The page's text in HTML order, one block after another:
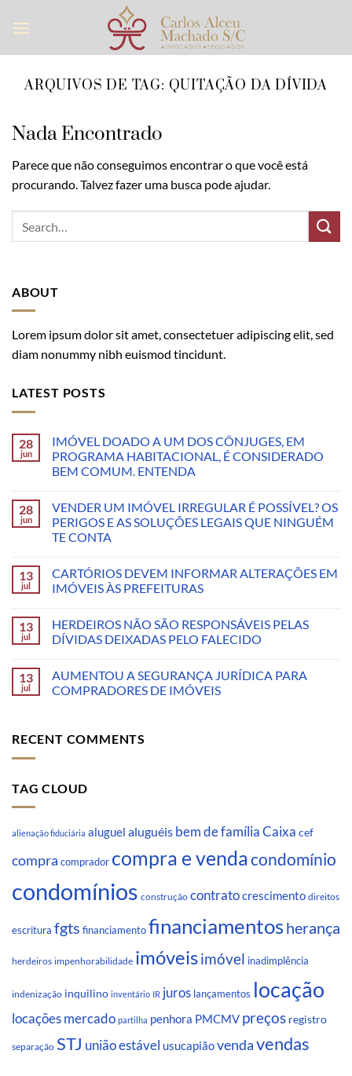
ARQUIVOS DE TAG: QUITAÇÃO DA DÍVIDA
Nada Encontrado
Parece que não conseguimos encontrar o que você está
procurando. Talvez fazer uma busca pode ajudar.
ABOUT
Lorem ipsum dolor sit amet, consectetuer adipiscing elit, sed
diam nonummy nibh euismod tincidunt.
LATEST POSTS
28
jun
IMÓVEL DOADO A UM DOS CÔNJUGES, EM
PROGRAMA HABITACIONAL, É CONSIDERADO
BEM COMUM. ENTENDA
28
jun
VENDER UM IMÓVEL IRREGULAR É POSSÍVEL? OS
PERIGOS E AS SOLUÇÕES LEGAIS QUE NINGUÉM
TE CONTA
13
jul
CARTÓRIOS DEVEM INFORMAR ALTERAÇÕES EM
IMÓVEIS ÀS PREFEITURAS
13
jul
HERDEIROS NÃO SÃO RESPONSÁVEIS PELAS
DÍVIDAS DEIXADAS PELO FALECIDO
13
jul
AUMENTOU A SEGURANÇA JURÍDICA PARA
COMPRADORES DE IMÓVEIS
RECENT COMMENTS
TAG CLOUD
alienação fiduciária aluguel aluguéis bem de família Caixa cef
compra comprador compra e vendacondomínio
condomínios construção contratocrescimento direitos
escritura fgts financiamentofinanciamentosherança
herdeiros impenhorabilidade imóveisimóvel inadimplência
indenização inquilino inventário IR juros lançamentos locação
locações mercado partilha penhora PMCMV preços registro
separação STJ união estável usucapiãovendavendas